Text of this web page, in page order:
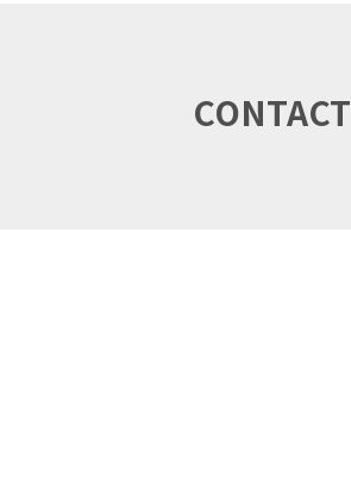
CONTACT